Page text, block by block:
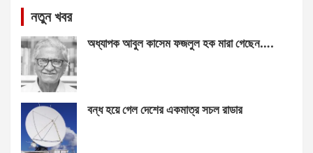
নতুন খবর
অধ্যাপক আবুল কাসেম ফজলুল হক মারা গেছেন….
বন্ধ হয়ে গেল দেশের একমাত্র সচল রাডার